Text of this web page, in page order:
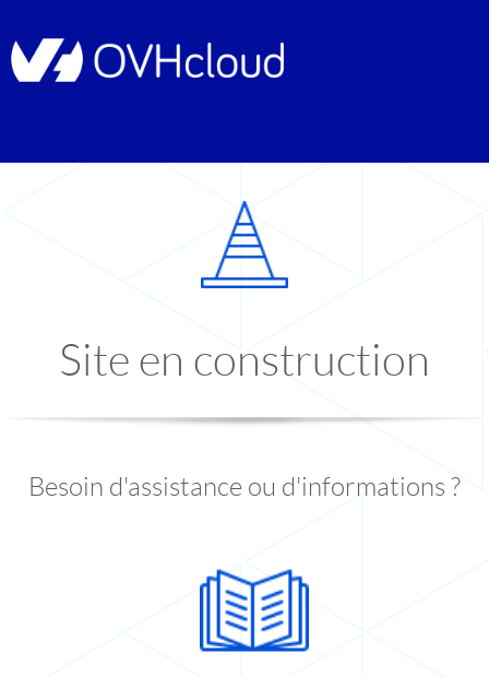
Site en construction
Besoin d'assistance ou d'informations ?